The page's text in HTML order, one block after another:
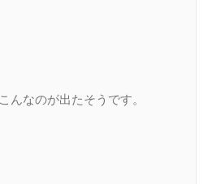
なのが出たそうです。